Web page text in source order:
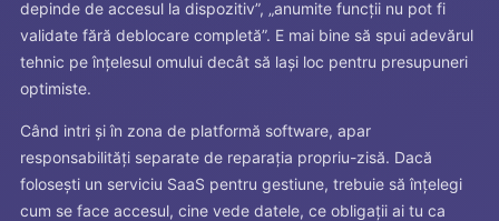
depinde de accesul la dispozitiv”, „anumite funcții nu pot fi
validate fără deblocare completă”. E mai bine să spui adevărul
tehnic pe înțelesul omului decât să lași loc pentru presupuneri
optimiste.
Când intri și în zona de platformă software, apar
responsabilități separate de reparația propriu-zisă. Dacă
folosești un serviciu SaaS pentru gestiune, trebuie să înțelegi
cum se face accesul, cine vede datele, ce obligații ai tu ca